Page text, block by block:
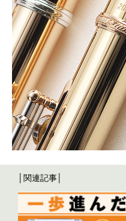
│関連記事│